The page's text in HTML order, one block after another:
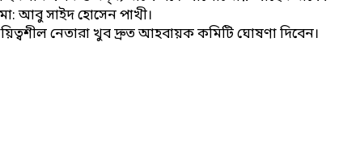
আবু সাইদ হোসেন পাখী।
নেতারা খুব দ্রুত আহবায়ক কমিটি ঘোষণা দিবেন।